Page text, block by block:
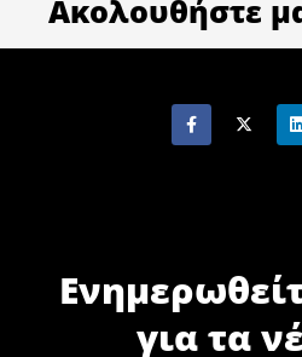
Ακολουθήστε
για τα